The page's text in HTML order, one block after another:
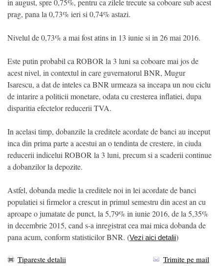
prag, pana la 0,73% ieri si 0,74% astazi.
Nivelul de 0,73% a mai fost atins in 13 iunie si in 26 mai 2016.
Este putin probabil ca ROBOR la 3 luni sa coboare mai jos de
acest nivel, in contextul in care guvernatorul BNR, Mugur
Isarescu, a dat de inteles ca BNR urmeaza sa inceapa un nou ciclu
de intarire a politicii monetare, odata cu cresterea inflatiei, dupa
disparitia efectelor reducerii TVA.
In acelasi timp, dobanzile la creditele acordate de banci au inceput
inca din prima parte a acestui an o tendinta de crestere, in ciuda
reducerii indicelui ROBOR la 3 luni, precum si a scaderii continue
a dobanzilor la depozite.
Astfel, dobanda medie la creditele noi in lei acordate de banci
populatiei si firmelor a crescut in primul semestru din acest an cu
aproape o jumatate de punct, la 5,79% in iunie 2016, de la 5,35%
in decembrie 2015, cand s-a inregistrat cea mai mica dobanda de
pana acum, conform statisticilor BNR. (Vezi aici detalii)
Tipareste detalii
Trimite pe mail